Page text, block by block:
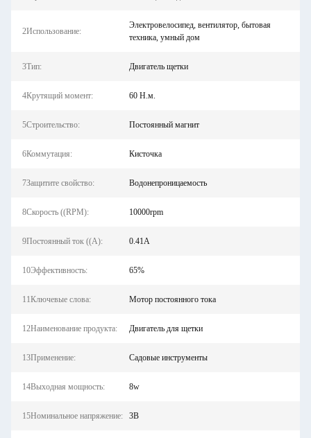
2Использование:
Электровелосипед, вентилятор, бытовая
техника, умный дом
3Тип: Двигатель щетки
4Крутящий момент: 60 Н.м.
5Строительство: Постоянный магнит
6Коммутация: Кисточка
7Защитите свойство: Водонепроницаемость
8Скорость ((RPM): 10000rpm
9Постоянный ток ((А): 0.41A
10Эффективность: 65%
11Ключевые слова: Мотор постоянного тока
12Наименование продукта: Двигатель для щетки
13Применение: Садовые инструменты
14Выходная мощность: 8w
15Номинальное напряжение: 3В